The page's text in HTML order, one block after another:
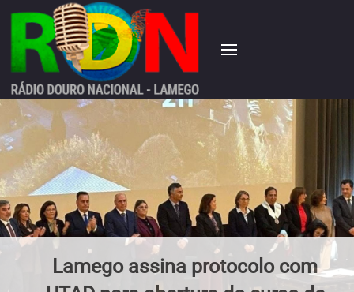
Lamego assina protocolo com
UTAD para abertura do curso de